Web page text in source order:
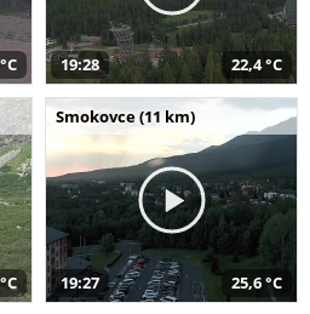
19:28 22,4 °C
Smokovce (11 km)
19:27 25,6 °C